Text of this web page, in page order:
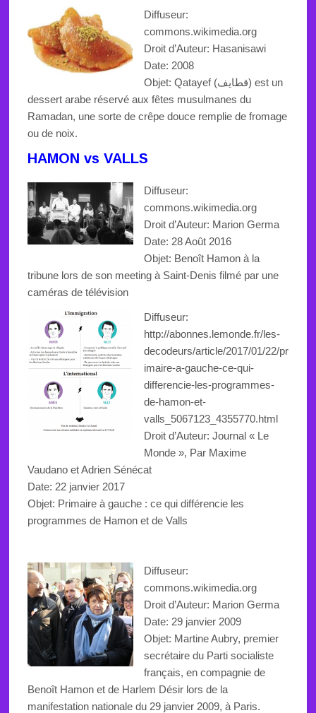
Diffuseur:
commons.wikimedia.org
Droit d’Auteur: Hasanisawi
Date: 2008
Objet: Qatayef (قطايف) est un
dessert arabe réservé aux fêtes musulmanes du
Ramadan, une sorte de crêpe douce remplie de fromage
ou de noix.
HAMON vs VALLS
Diffuseur:
commons.wikimedia.org
Droit d’Auteur: Marion Germa
Date: 28 Août 2016
Objet: Benoît Hamon à la
tribune lors de son meeting à Saint-Denis filmé par une
caméras de télévision
Diffuseur:
http://abonnes.lemonde.fr/les-
decodeurs/article/2017/01/22/pr
imaire-a-gauche-ce-qui-
differencie-les-programmes-
de-hamon-et-
valls_5067123_4355770.html
Droit d’Auteur: Journal « Le
Monde », Par Maxime
Vaudano et Adrien Sénécat
Date: 22 janvier 2017
Objet: Primaire à gauche : ce qui différencie les
programmes de Hamon et de Valls
Diffuseur:
commons.wikimedia.org
Droit d’Auteur: Marion Germa
Date: 29 janvier 2009
Objet: Martine Aubry, premier
secrétaire du Parti socialiste
français, en compagnie de
Benoît Hamon et de Harlem Désir lors de la
manifestation nationale du 29 janvier 2009, à Paris.